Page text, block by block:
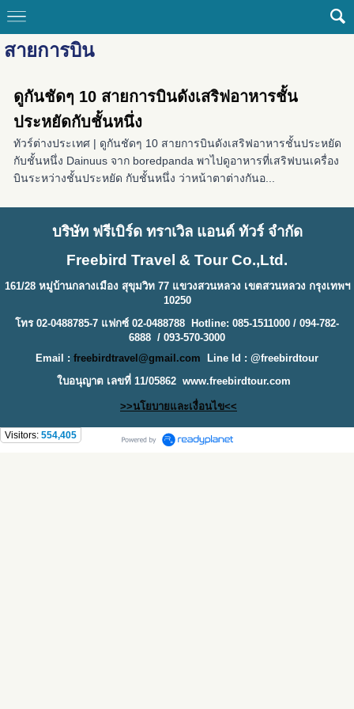
สายการบิน
ดูกันชัดๆ 10 สายการบินดังเสริฟอาหารชั้น
ประหยัดกับชั้นหนึ่ง
ทัวร์ต่างประเทศ | ดูกันชัดๆ 10 สายการบินดังเสริฟอาหารชั้นประหยัด
กับชั้นหนึ่ง Dainuus จาก boredpanda พาไปดูอาหารที่เสริฟบนเครื่อง
บินระหว่างชั้นประหยัด กับชั้นหนึ่ง ว่าหน้าตาต่างกันอ...
บริษัท ฟรีเบิร์ด ทราเวิล แอนด์ ทัวร์ จำกัด
Freebird Travel & Tour Co.,Ltd.
161/28 หมู่บ้านกลางเมือง สุขุมวิท 77 แขวงสวนหลวง เขตสวนหลวง กรุงเทพฯ
10250
โทร 02-0488785-7 แฟกซ์ 02-0488788 Hotline: 085-1511000 / 094-782-
6888 / 093-570-3000
Email : freebirdtravel@gmail.com
Line Id : @freebirdtour
ใบอนุญาต เลขที่ 11/05862 www.freebirdtour.com
>>นโยบายและเงื่อนไข<<
Visitors: 554,405